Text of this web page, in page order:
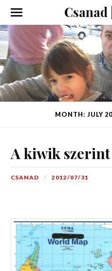
Csanad
MONTH: JULY
A kiwik
CSANAD 2012/07/31